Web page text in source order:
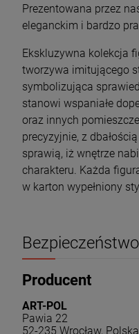
Prezentowana przez
eleganckim i bardzo
Ekskluzywna kolekcja
tworzywa imitującego
symbolizująca
stanowi wspaniałe
oraz innych
precyzyjnie, z
sprawią, iż wnętrze
charakteru. Każda
w karton wypełniony
Bezpieczeństwo
Producent
ART-POL
Pawia 22
52-235 Wrocław, Polska